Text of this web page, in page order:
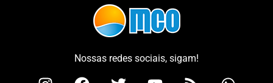
Nossas redes sociais, sigam!